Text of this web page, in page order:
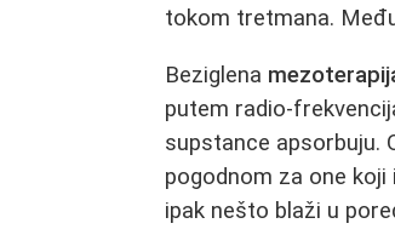
tokom tretmana.
Beziglena
putem radio-
supstance apsorbuju.
pogodnom za one
ipak nešto blaži u